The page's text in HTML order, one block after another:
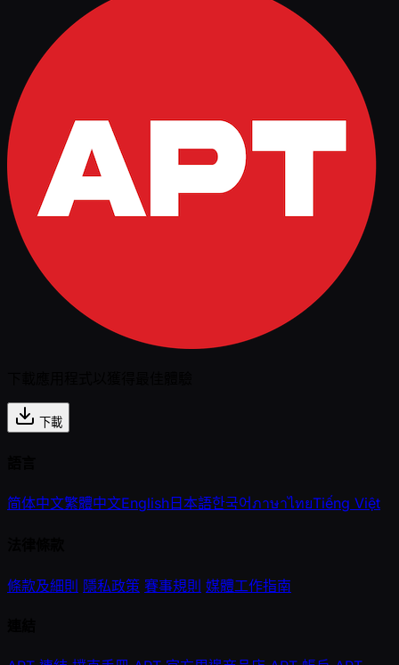
下載
简体中文繁體中文English 日本語한국어ภาษาไทยTiếng Việt
條款及細則 隱私政策 賽事規則 媒體工作指南